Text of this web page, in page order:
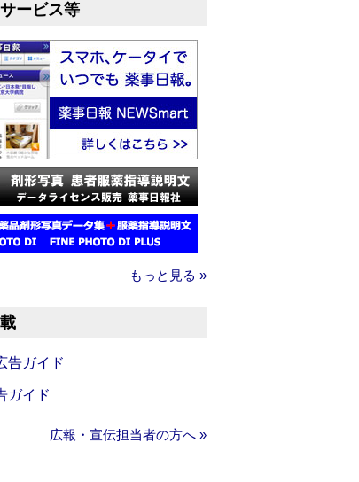
ービス等
もっと見る »
告ガイド
ガイド
広報・宣伝担当者の方へ »